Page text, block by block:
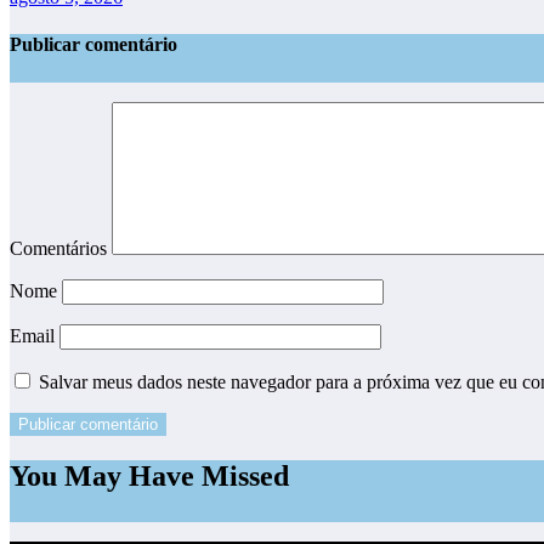
Publicar comentário
Comentários
Nome
Email
Salvar meus dados neste navegador para a próxima vez que eu
You May Have Missed